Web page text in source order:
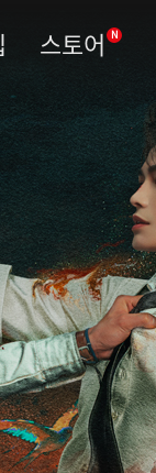
스토어 N